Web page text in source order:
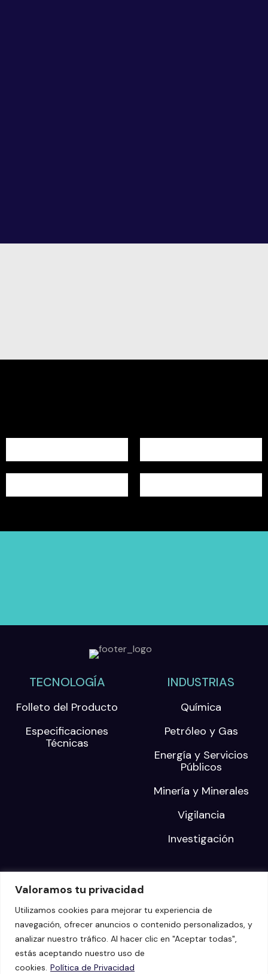
Valoramos tu privacidad
Utilizamos cookies para mejorar tu experiencia de
navegación, ofrecer anuncios o contenido personalizados, y
analizar nuestro tráfico. Al hacer clic en "Aceptar todas",
estás aceptando nuestro uso de
cookies. Política de Privacidad
TECNOLOGÍA
Folleto del Producto
Especificaciones
Técnicas
INDUSTRIAS
Química
Petróleo y Gas
Energía y Servicios
Públicos
Minería y Minerales
Vigilancia
Investigación
Blog
Eventos
Webinars
Sobre nosotros
Carreras